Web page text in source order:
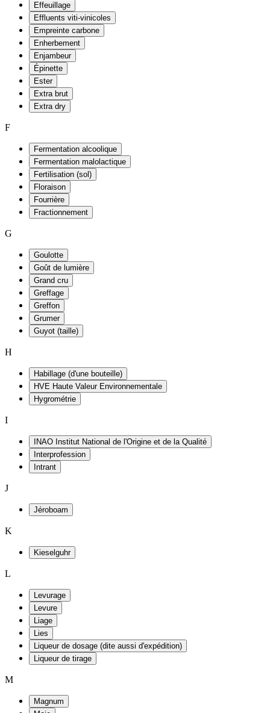
Effeuillage
Effluents viti-vinicoles
Empreinte carbone
Enherbement
Enjambeur
Épinette
Ester
Extra brut
Extra dry
F
Fermentation alcoolique
Fermentation malolactique
Fertilisation (sol)
Floraison
Fourrière
Fractionnement
G
Goulotte
Goût de lumière
Grand cru
Greffage
Greffon
Grumer
Guyot (taille)
H
Habillage (d'une bouteille)
HVE Haute Valeur Environnementale
Hygrométrie
I
INAO Institut National de l'Origine et de la Qualité
Interprofession
Intrant
J
Jéroboam
K
Kieselguhr
L
Levurage
Levure
Liage
Lies
Liqueur de dosage (dite aussi d'expédition)
Liqueur de tirage
M
Magnum